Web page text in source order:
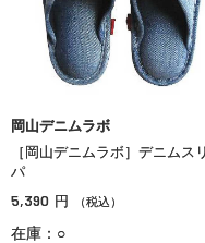
岡山デニムラボ
［岡山デニムラボ］デニムス
パ
5,390 円 （税込）
在庫：○